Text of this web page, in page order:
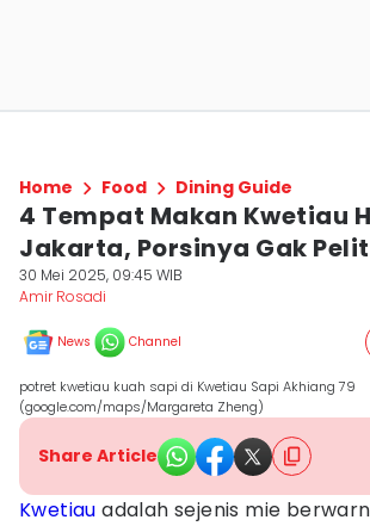
Home Food Dining Guide
4 Tempat Makan Kwetiau
Jakarta, Porsinya Gak
30 Mei 2025, 09:45 WIB
Amir Rosadi
News Channel
potret kwetiau kuah sapi di Kwetiau Sapi Akhiang 79
(google.com/maps/Margareta Zheng)
Share Article
Kwetiau adalah sejenis mie